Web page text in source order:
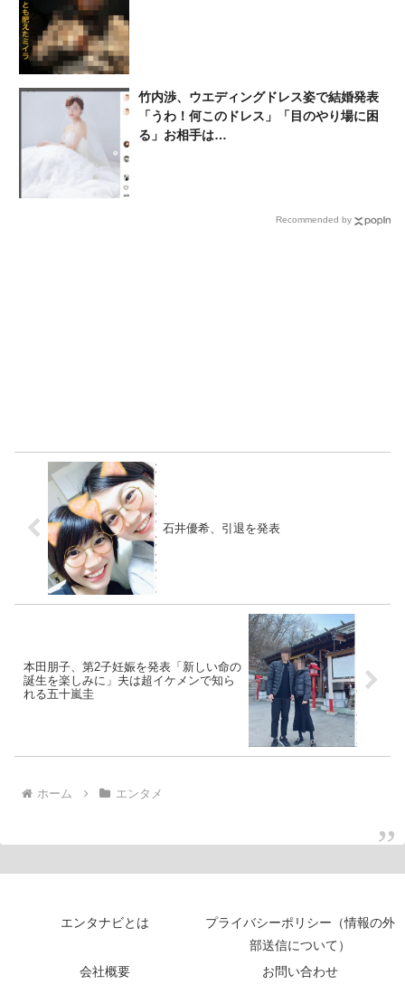
竹内渉、ウエディングドレス姿で結婚発表
「うわ！何このドレス」「目のやり場に困
る」お相手は…
Recommended by
石井優希、引退を発表
本田朋子、第2子妊娠を発表「新しい命の
誕生を楽しみに」夫は超イケメンで知ら
れる五十嵐圭
ホーム エンタメ
エンタナビとは
プライバシーポリシー（情報の外
部送信について）
会社概要
お問い合わせ